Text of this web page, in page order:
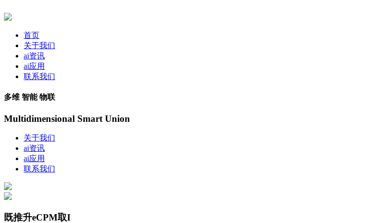
首页
关于我们
ai资讯
ai应用
联系我们
多维 智能 物联
Multidimensional Smart Union
关于我们
ai资讯
ai应用
联系我们
既推升eCPM取I